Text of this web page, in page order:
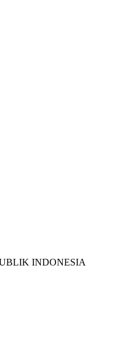
INDONESIA